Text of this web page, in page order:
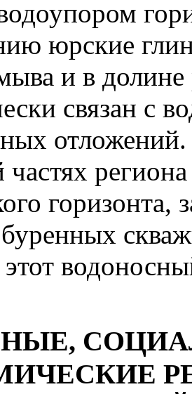
юрские
и в
связан с
частях
горизонта,